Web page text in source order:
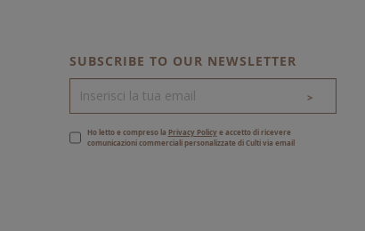
SUBSCRIBE TO OUR NEWSLETTER
>
Ho letto e compreso la Privacy Policy e accetto di ricevere
comunicazioni commerciali personalizzate di Culti via email